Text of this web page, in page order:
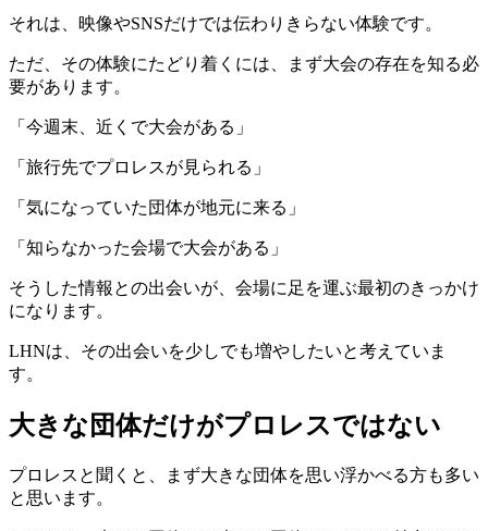
それは、映像やSNSだけでは伝わりきらない体験です。
ただ、その体験にたどり着くには、まず大会の存在を知る必
要があります。
「今週末、近くで大会がある」
「旅行先でプロレスが見られる」
「気になっていた団体が地元に来る」
「知らなかった会場で大会がある」
そうした情報との出会いが、会場に足を運ぶ最初のきっかけ
になります。
LHNは、その出会いを少しでも増やしたいと考えていま
す。
大きな団体だけがプロレスではない
プロレスと聞くと、まず大きな団体を思い浮かべる方も多い
と思います。